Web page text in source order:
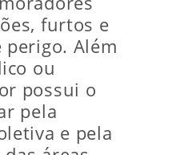
furtos e
perigo. Além
ou
possui o
pela
e pela